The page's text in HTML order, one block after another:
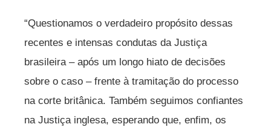
“Questionamos o verdadeiro propósito dessas
recentes e intensas condutas da Justiça
brasileira – após um longo hiato de decisões
sobre o caso – frente à tramitação do processo
na corte britânica. Também seguimos confiantes
na Justiça inglesa, esperando que, enfim, os